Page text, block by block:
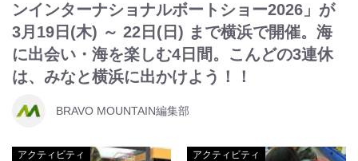
ンインターナショナルボートショー2026」が
3月19日(木) ～ 22日(日) まで横浜で開催。海
に出会い・海を楽しむ4日間。こんどの3連休
は、みなと横浜に出かけよう！！
BRAVO MOUNTAIN編集部
アクティビティ アクティビティ